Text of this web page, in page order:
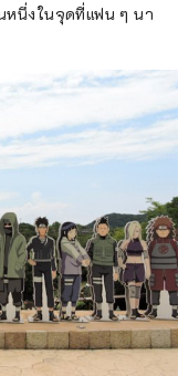
นึ่งในจุดที่แฟน ๆ นา